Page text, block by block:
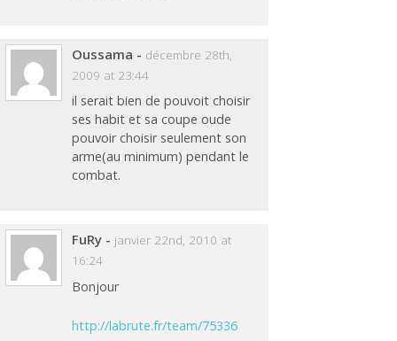
Oussama - décembre 28th,
2009 at 23:44
il serait bien de pouvoit choisir
ses habit et sa coupe oude
pouvoir choisir seulement son
arme(au minimum) pendant le
combat.
FuRy - janvier 22nd, 2010 at
16:24
Bonjour
http://labrute.fr/team/75336